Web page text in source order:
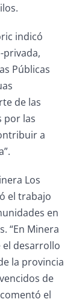
indicó
privada,
Públicas
de las
por las
a
Los
el trabajo
en
“En Minera
el desarrollo
la provincia
de
el